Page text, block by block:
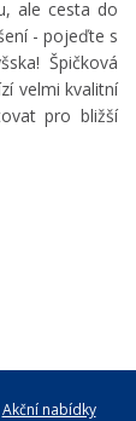
ale cesta do
- pojeďte s
Špičková
velmi kvalitní
pro bližší
Akční nabídky